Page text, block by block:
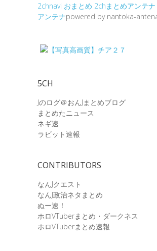
2chnavi おまとめ 2chまとめアンテナ
アンテナpowered by nantoka-
5CH
Jのログ＠おんJまとめブログ
まとめたニュース
ネギ速
ラビット速報
CONTRIBUTORS
なんJクエスト
なんJ政治ネタまとめ
ぬー速！
ホロVTuberまとめ・ダークネス
ホロVTuberまとめ速報